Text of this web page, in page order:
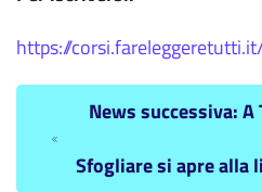
https://
News successiva:
Sfogliare si apre alla